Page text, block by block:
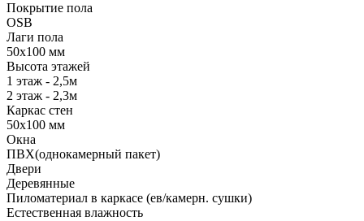
Покрытие пола
OSB
Лаги пола
50х100 мм
Высота этажей
1 этаж - 2,5м
2 этаж - 2,3м
Каркас стен
50х100 мм
Окна
ПВХ(однокамерный пакет)
Двери
Деревянные
Пиломатериал в каркасе (ев/камерн. сушки)
Естественная влажность